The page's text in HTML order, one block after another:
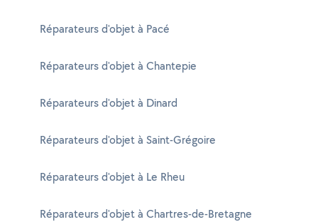
Réparateurs d'objet à Pacé
Réparateurs d'objet à Chantepie
Réparateurs d'objet à Dinard
Réparateurs d'objet à Saint-Grégoire
Réparateurs d'objet à Le Rheu
Réparateurs d'objet à Chartres-de-Bretagne